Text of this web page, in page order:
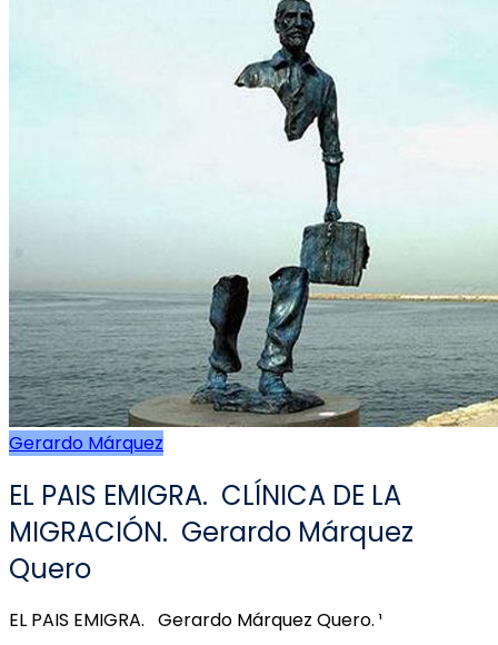
Gerardo Márquez
EL PAIS EMIGRA. CLÍNICA DE LA
MIGRACIÓN. Gerardo Márquez
Quero
EL PAIS EMIGRA. Gerardo Márquez Quero. ¹